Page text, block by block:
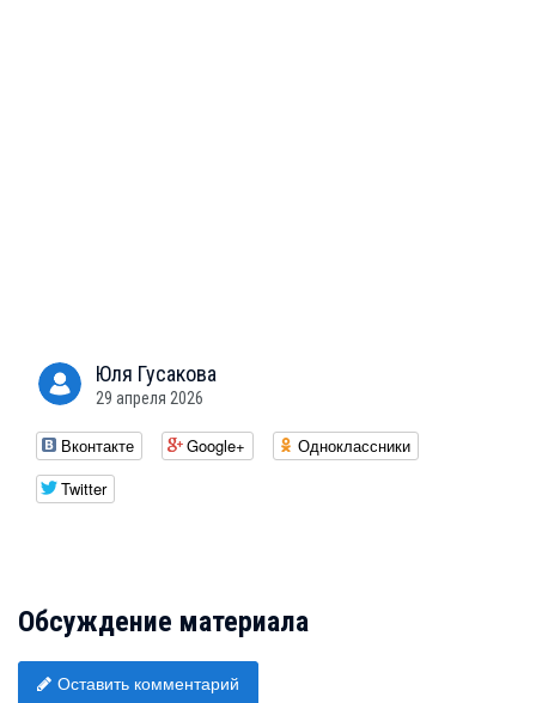
Юля Гусакова
29 апреля 2026
Вконтакте Google+
Одноклассники
Twitter
Обсуждение материала
Оставить комментарий